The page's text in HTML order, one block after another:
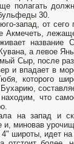
полагать
30.
запад, от сего
Акмечеть,
а левое
Сыр, после
и впадает в
которого
что
на запад и
и, миновав
широты, идет